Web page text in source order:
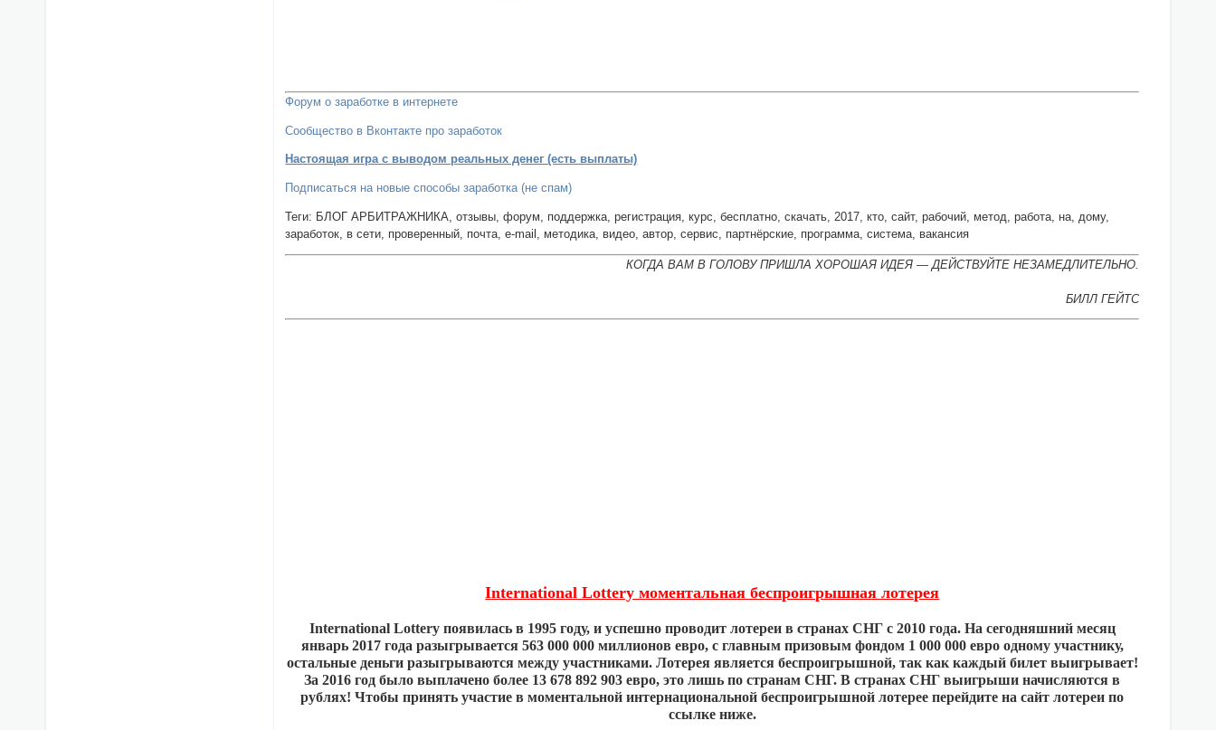
Форум о заработке в интернете
Сообщество в Вконтакте про заработок
Настоящая игра с выводом реальных денег (есть выплаты)
Подписаться на новые способы заработка (не спам)
Теги: БЛОГ АРБИТРАЖНИКА, отзывы, форум, поддержка, регистрация, курс, бесплатно, скачать, 2017, кто, сайт, рабочий, метод, работа, на, дому,
заработок, в сети, проверенный, почта, e-mail, методика, видео, автор, сервис, партнёрские, программа, система, вакансия
КОГДА ВАМ В ГОЛОВУ ПРИШЛА ХОРОШАЯ ИДЕЯ — ДЕЙСТВУЙТЕ НЕЗАМЕДЛИТЕЛЬНО.
БИЛЛ ГЕЙТС
International Lottery моментальная беспроигрышная лотерея
International Lottery появилась в 1995 году, и успешно проводит лотереи в странах СНГ с 2010 года. На сегодняшний месяц
январь 2017 года разыгрывается 563 000 000 миллионов евро, с главным призовым фондом 1 000 000 евро одному участнику,
остальные деньги разыгрываются между участниками. Лотерея является беспроигрышной, так как каждый билет выигрывает!
За 2016 год было выплачено более 13 678 892 903 евро, это лишь по странам СНГ. В странах СНГ выигрыши начисляются в
рублях! Чтобы принять участие в моментальной интернациональной беспроигрышной лотерее перейдите на сайт лотереи по
ссылке ниже.